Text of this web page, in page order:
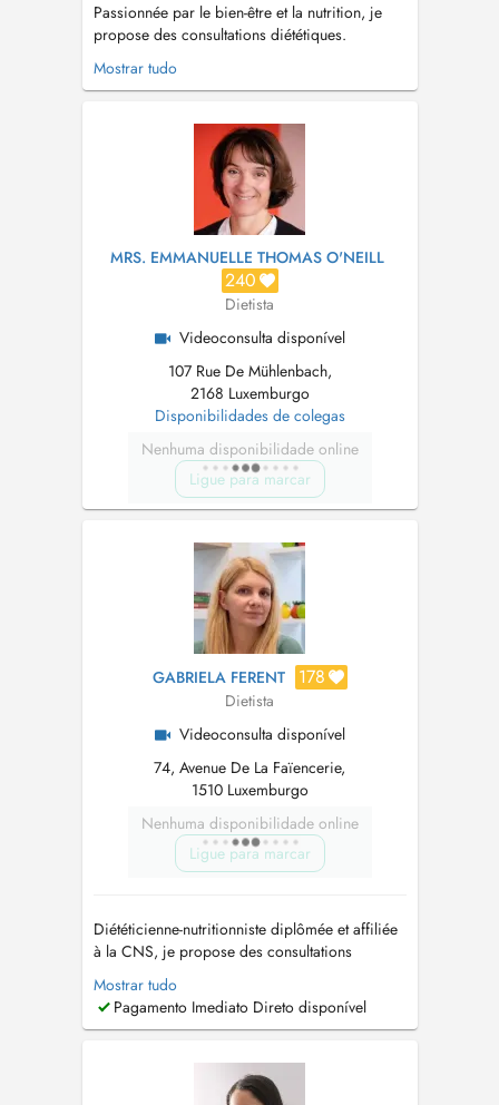
Passionnée par le bien-être et la nutrition, je
propose des consultations diététiques.
Domaines dintervention : Perte ou prise de
poids Rééquilibrage alimentaire Troubles du
végétarienne ou végane Prise de masse,
performance sportive Prédiabète ou d...
Mostrar tudo
MRS. EMMANUELLE THOMAS O'NEILL
240
Dietista
Videoconsulta disponível
107 Rue De Mühlenbach,
2168 Luxemburgo
Disponibilidades de colegas
Nenhuma disponibilidade online
Ligue para marcar
GABRIELA FERENT 178
Dietista
Videoconsulta disponível
74, Avenue De La Faïencerie,
1510 Luxemburgo
Nenhuma disponibilidade online
Ligue para marcar
Diététicienne-nutritionniste diplômée et affiliée
à la CNS, je propose des consultations
nutritionnelles personnalisées à Luxembourg-
Ville, Ettelbruck et Insenborn, ainsi qu'en
téléconsultation pour le suivi. Forte de plus de
tout âges, adolescents, adult...
Mostrar tudo
Pagamento Imediato Direto disponível